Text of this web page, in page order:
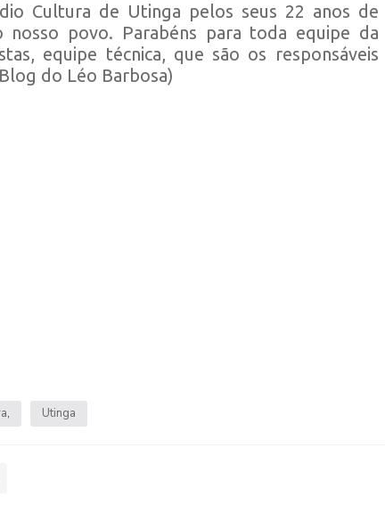
Cultura de Utinga pelos seus 22 anos de
nosso povo. Parabéns para toda equipe da
equipe técnica, que são os responsáveis
do Léo Barbosa)
Utinga